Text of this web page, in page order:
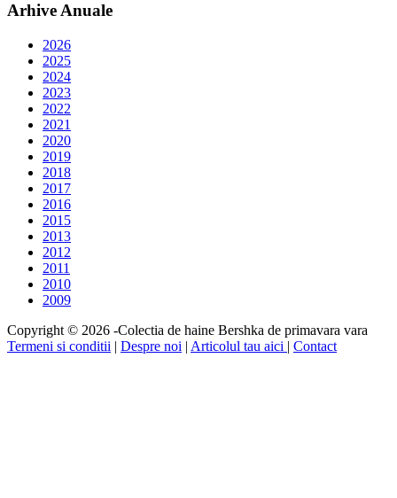
Arhive Anuale
2026
2025
2024
2023
2022
2021
2020
2019
2018
2017
2016
2015
2013
2012
2011
2010
2009
Copyright © 2026 -Colectia de haine Bershka de primavara vara
Termeni si conditii | Despre noi | Articolul tau aici | Contact